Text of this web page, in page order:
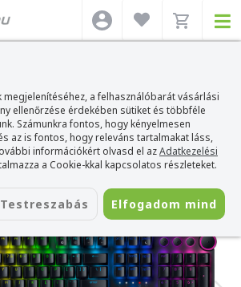
megjelenítéséhez, a felhasználóbarát vásárlási
ellenőrzése érdekében sütiket és többféle
Számunkra fontos, hogy kényelmesen
az is fontos, hogy releváns tartalmakat láss,
információkért olvasd el azAdatkezelési
a Cookie-kkal kapcsolatos részleteket.
Testreszabás Elfogadom mind
>Billentyűzetek > Razer Billentyűzetek>Razer
Gamer Billentyűzet - Angol kiosztás
V2 Mechanikus Gamer
Angol kiosztás
R3M1